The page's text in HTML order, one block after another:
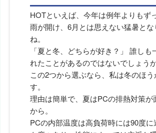
HOTといえば、今年は例年よりもず
雨が開け、6月とは思えない猛暑とな
ね。
「夏と冬、どちらが好き？」 誰しも
れたことがあるのではないでしょうか
この2つから選ぶなら、私は冬のほ
す。
理由は簡単で、夏はPCの排熱対策が
から。
PCの内部温度は高負荷時には90度に